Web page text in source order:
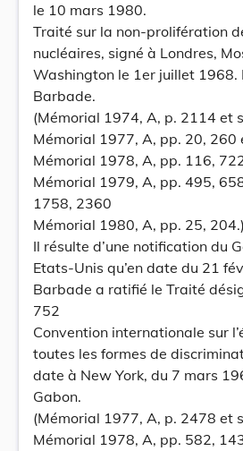
le 10 mars 1980.
Traité sur la non-prolifération
nucléaires, signé à Londres,
Washington le 1er juillet 1968.
Barbade.
(Mémorial 1974, A, p. 2114 et
Mémorial 1977, A, pp. 20, 260
Mémorial 1978, A, pp. 116,
Mémorial 1979, A, pp. 495,
1758, 2360
Mémorial 1980, A, pp. 25, 204.)
Il résulte d’une notification du
Etats-Unis qu’en date du 21
Barbade a ratifié le Traité
752
Convention internationale sur
toutes les formes de
date à New York, du 7 mars
Gabon.
(Mémorial 1977, A, p. 2478 et
Mémorial 1978, A, pp. 582,